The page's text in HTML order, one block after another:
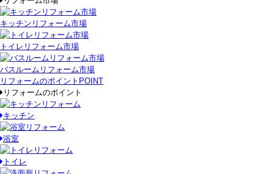
キッチンリフォーム市場
トイレリフォーム市場
バスルームリフォーム市場
リフォームのポイント POINT
リフォームのポイント
キッチン
浴室
トイレ